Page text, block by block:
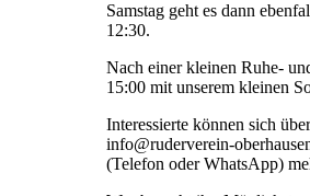
Samstag geht es dann
12:30.
Nach einer kleinen Ruhe-
15:00 mit unserem kleinen
Interessierte können sich
info@ruderverein-
(Telefon oder WhatsApp)